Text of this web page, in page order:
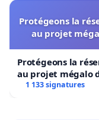
Protégeons la
au projet
Protégeons la
au projet mégalo
1 133 signatures